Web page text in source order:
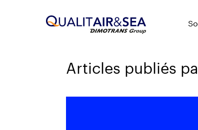
Articles publiés